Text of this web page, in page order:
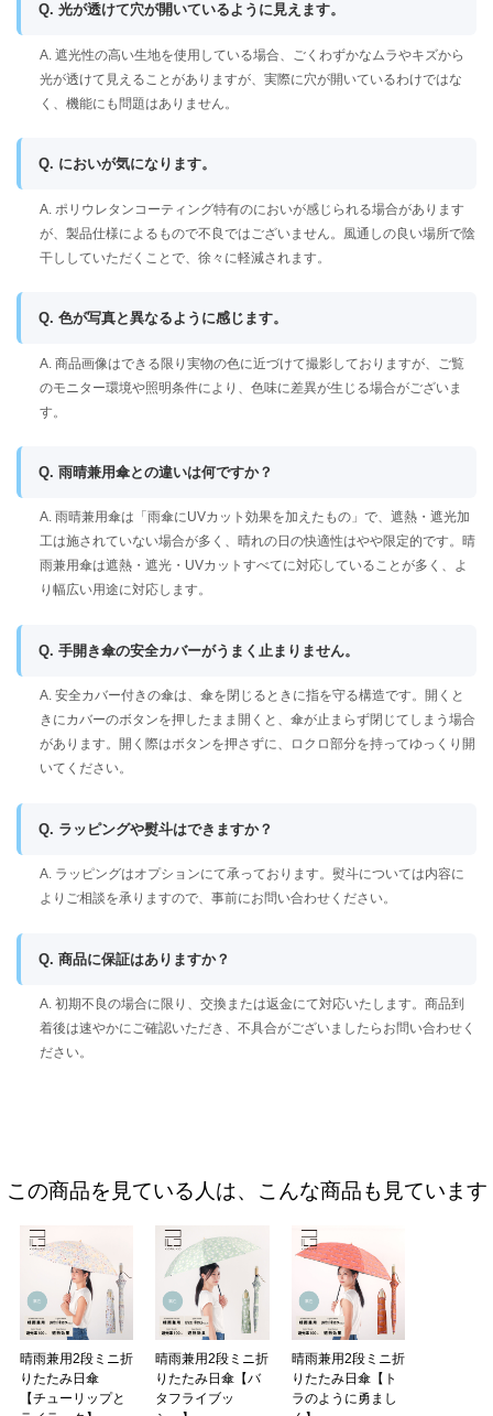
Q. 光が透けて穴が開いているように見えます。
A. 遮光性の高い生地を使用している場合、ごくわずかなムラやキズから
光が透けて見えることがありますが、実際に穴が開いているわけではな
く、機能にも問題はありません。
Q. においが気になります。
A. ポリウレタンコーティング特有のにおいが感じられる場合があります
が、製品仕様によるもので不良ではございません。風通しの良い場所で陰
干ししていただくことで、徐々に軽減されます。
Q. 色が写真と異なるように感じます。
A. 商品画像はできる限り実物の色に近づけて撮影しておりますが、ご覧
のモニター環境や照明条件により、色味に差異が生じる場合がございま
す。
Q. 雨晴兼用傘との違いは何ですか？
A. 雨晴兼用傘は「雨傘にUVカット効果を加えたもの」で、遮熱・遮光加
工は施されていない場合が多く、晴れの日の快適性はやや限定的です。晴
雨兼用傘は遮熱・遮光・UVカットすべてに対応していることが多く、よ
り幅広い用途に対応します。
Q. 手開き傘の安全カバーがうまく止まりません。
A. 安全カバー付きの傘は、傘を閉じるときに指を守る構造です。開くと
きにカバーのボタンを押したまま開くと、傘が止まらず閉じてしまう場合
があります。開く際はボタンを押さずに、ロクロ部分を持ってゆっくり開
いてください。
Q. ラッピングや熨斗はできますか？
A. ラッピングはオプションにて承っております。熨斗については内容に
よりご相談を承りますので、事前にお問い合わせください。
Q. 商品に保証はありますか？
A. 初期不良の場合に限り、交換または返金にて対応いたします。商品到
着後は速やかにご確認いただき、不具合がございましたらお問い合わせく
ださい。
この商品を見ている人は、こんな商品も見ています
晴雨兼用2段ミニ折
りたたみ日傘
【チューリップと
晴雨兼用2段ミニ折
りたたみ日傘【バ
タフライブッ
晴雨兼用2段ミニ折
りたたみ日傘【ト
ラのように勇まし